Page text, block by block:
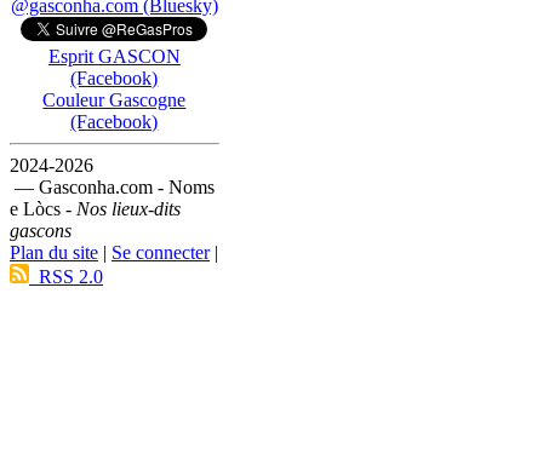
@gasconha.com (Bluesky)
Esprit GASCON
(Facebook)
Couleur Gascogne
(Facebook)
2024-2026
— Gasconha.com - Noms
e Lòcs - Nos lieux-dits
gascons
Plan du site | Se connecter|
RSS 2.0